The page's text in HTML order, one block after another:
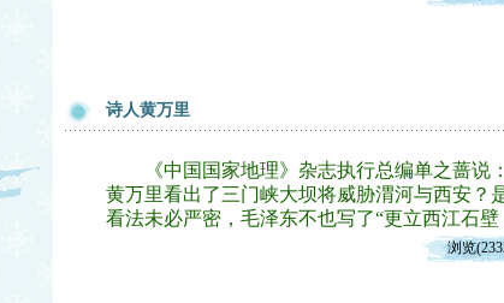
诗人黄万里
《中国国家地理》杂志执行总编单之蔷说
黄万里看出了三门峡大坝将威胁渭河与西安？
看法未必严密，毛泽东不也写了“更立西江石
浏览